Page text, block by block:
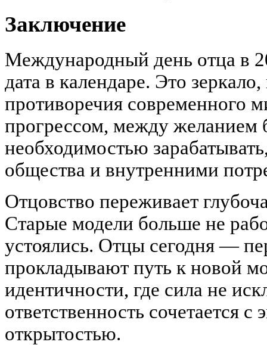
Заключение
Международный день отца в
дата в календаре. Это
противоречия современного
прогрессом, между желанием
необходимостью
общества и внутренними
Отцовство переживает
Старые модели больше не
устоялись. Отцы сегодня —
прокладывают путь к новой
идентичности, где сила не
ответственность сочетается
открытостью.